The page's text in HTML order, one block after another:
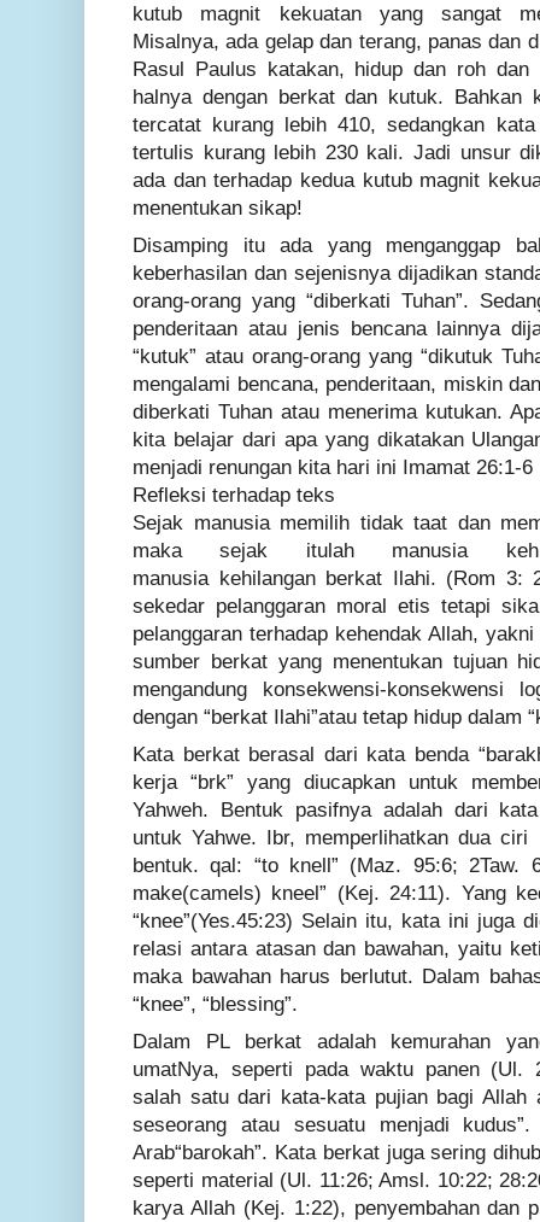
kutub magnit kekuatan yang sangat
Misalnya, ada gelap dan terang, panas dan
Rasul Paulus katakan, hidup dan roh dan
halnya dengan berkat dan kutuk. Bahkan
tercatat kurang lebih 410, sedangkan
tertulis kurang lebih 230 kali. Jadi unsur
ada dan terhadap kedua kutub magnit
menentukan sikap!
Disamping itu ada yang menganggap
keberhasilan dan sejenisnya dijadikan
orang-orang yang “diberkati Tuhan”.
penderitaan atau jenis bencana lainnya
“kutuk” atau orang-orang yang “dikutuk
mengalami bencana, penderitaan, miskin
diberkati Tuhan atau menerima kutukan.
kita belajar dari apa yang dikatakan
menjadi renungan kita hari ini Imamat 26:1-6
Refleksi terhadap teks
Sejak manusia memilih tidak taat dan
maka sejak itulah manusia
manusia kehilangan berkat Ilahi. (Rom 3:
sekedar pelanggaran moral etis tetapi
pelanggaran terhadap kehendak Allah,
sumber berkat yang menentukan tujuan
mengandung konsekwensi-konsekwensi
dengan “berkat Ilahi”atau tetap hidup dalam
Kata berkat berasal dari kata benda
kerja “brk” yang diucapkan untuk
Yahweh. Bentuk pasifnya adalah dari
untuk Yahwe. Ibr, memperlihatkan dua
bentuk. qal: “to knell” (Maz. 95:6; 2Taw.
make(camels) kneel” (Kej. 24:11). Yang
“knee”(Yes.45:23) Selain itu, kata ini juga
relasi antara atasan dan bawahan, yaitu
maka bawahan harus berlutut. Dalam
“knee”, “blessing”.
Dalam PL berkat adalah kemurahan
umatNya, seperti pada waktu panen (Ul.
salah satu dari kata-kata pujian bagi Allah
seseorang atau sesuatu menjadi
Arab“barokah”. Kata berkat juga sering
seperti material (Ul. 11:26; Amsl. 10:22;
karya Allah (Kej. 1:22), penyembahan dan